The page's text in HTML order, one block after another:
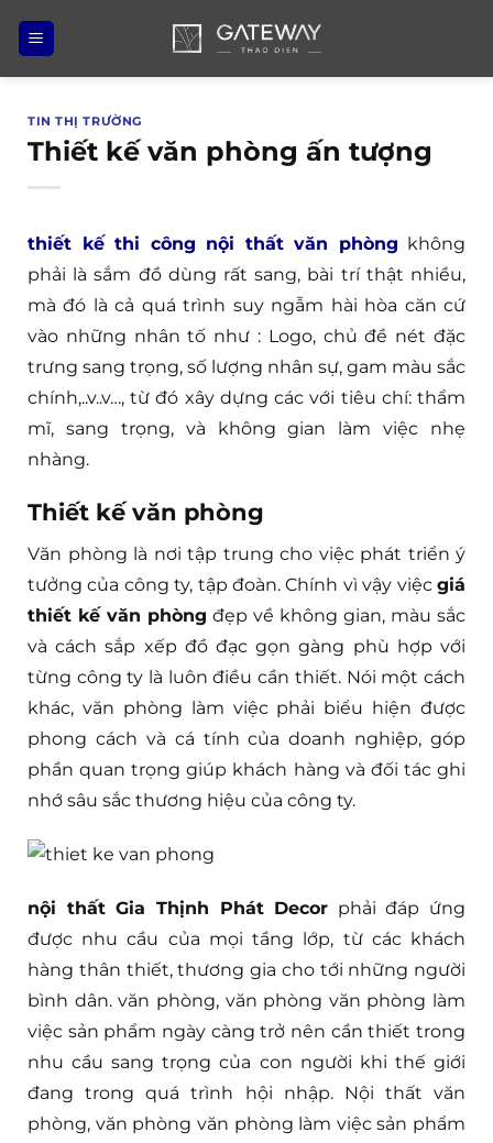
qua
nội
TIN THỊ TRƯỜNG
Thiết kế văn phòng ấn tượng
thiết kế thi công nội thất văn phòng không
phải là sắm đồ dùng rất sang, bài trí thật nhiều,
mà đó là cả quá trình suy ngẫm hài hòa căn cứ
vào những nhân tố như : Logo, chủ đề nét đặc
trưng sang trọng, số lượng nhân sự, gam màu sắc
chính,..v..v…, từ đó xây dựng các với tiêu chí: thẩm
mĩ, sang trọng, và không gian làm việc nhẹ
nhàng.
Thiết kế văn phòng
Văn phòng là nơi tập trung cho việc phát triển ý
tưởng của công ty, tập đoàn. Chính vì vậy việc giá
thiết kế văn phòng đẹp về không gian, màu sắc
và cách sắp xếp đồ đạc gọn gàng phù hợp với
từng công ty là luôn điều cần thiết. Nói một cách
khác, văn phòng làm việc phải biểu hiện được
phong cách và cá tính của doanh nghiệp, góp
phần quan trọng giúp khách hàng và đối tác ghi
nhớ sâu sắc thương hiệu của công ty.
nội thất Gia Thịnh Phát Decor phải đáp ứng
được nhu cầu của mọi tầng lớp, từ các khách
hàng thân thiết, thương gia cho tới những người
bình dân. văn phòng, văn phòng văn phòng làm
việc sản phẩm ngày càng trở nên cần thiết trong
nhu cầu sang trọng của con người khi thế giới
đang trong quá trình hội nhập. Nội thất văn
phòng, văn phòng văn phòng làm việc sản phẩm